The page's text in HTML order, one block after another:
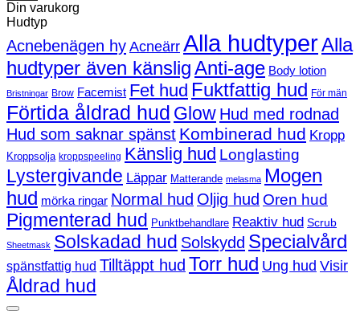
Din varukorg
Hudtyp
Acnebenägen hy Acneärr Alla hudtyperAlla
hudtyper även känsligAnti-age Body lotion
Bristningar Brow Facemist Fet hud Fuktfattig hud För män
Förtida åldrad hud Glow Hud med rodnad
Hud som saknar spänst Kombinerad hud Kropp
Kroppsolja kroppspeeling Känslig hud Longlasting
Lystergivande Läppar Matterande melasma Mogen
hud mörka ringar Normal hud Oljig hud Oren hud
Pigmenterad hud Punktbehandlare Reaktiv hud Scrub
Sheetmask Solskadad hud Solskydd Specialvård
spänstfattig hud Tilltäppt hud Torr hud Ung hud Visir
Åldrad hud